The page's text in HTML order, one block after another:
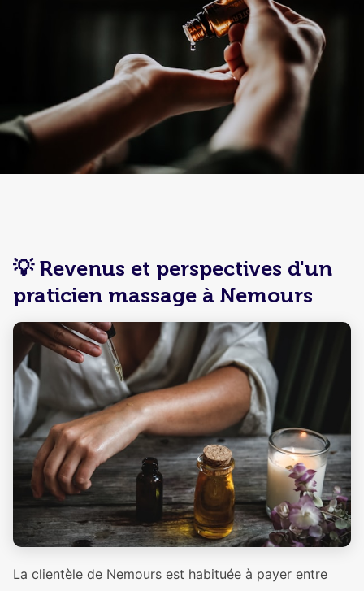
💡 Revenus et perspectives d'un
praticien massage à Nemours
La clientèle de Nemours est habituée à payer entre